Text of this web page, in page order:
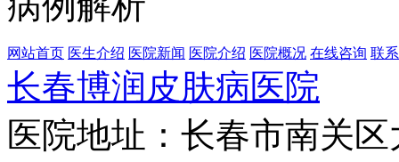
网站首页 医生介绍 医院新闻 医院介绍 医院概况 在线咨询 联
长春博润皮肤病医院
医院地址：长春市南关